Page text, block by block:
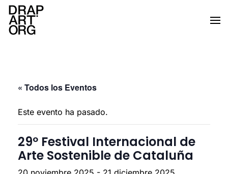
Ir al contenido principal
« Todos los Eventos
Este evento ha pasado.
29º Festival Internacional de
Arte Sostenible de Cataluña